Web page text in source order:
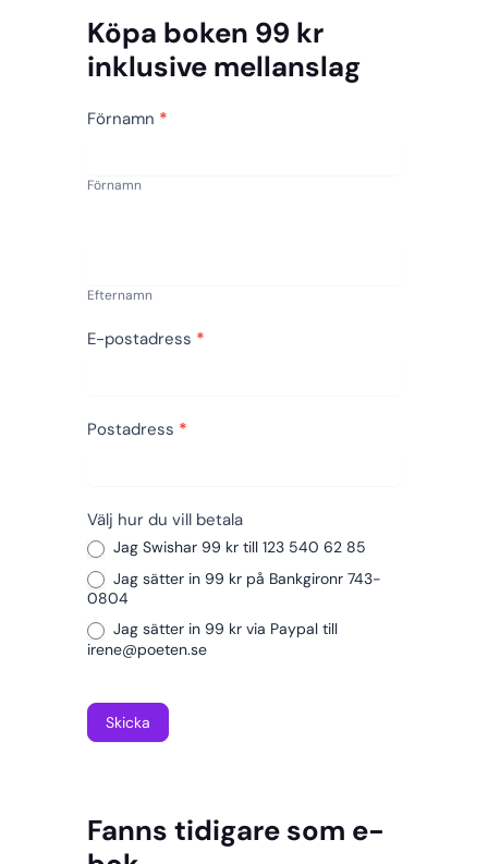
Köpa boken 99 kr
inklusive mellanslag
H
r
d
r
o
m
a
r
t
y
h
å
p
Förnamn *
Förnamn
Efternamn
E-postadress *
Postadress *
Välj hur du vill betala
Jag Swishar 99 kr till 123 540 62 85
Jag sätter in 99 kr på Bankgironr 743-
0804
Jag sätter in 99 kr via Paypal till
irene@poeten.se
Skicka
Fanns tidigare som e-